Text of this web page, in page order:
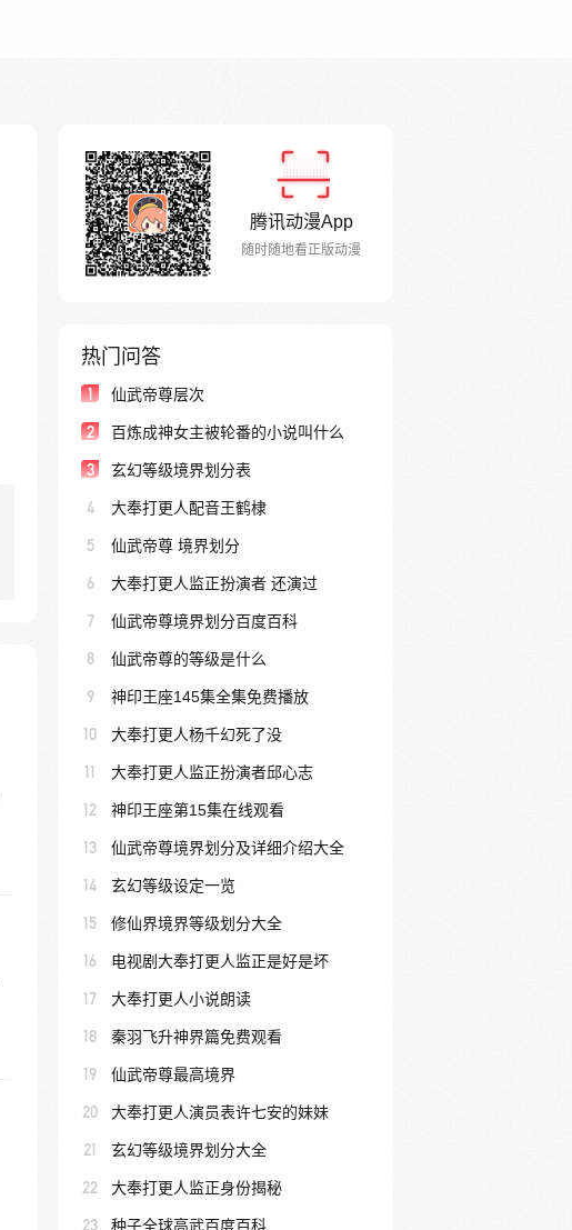
腾讯动漫App
随时随地看正版动漫
热门问答
1 仙武帝尊层次
2 百炼成神女主被轮番的小说叫什么
3 玄幻等级境界划分表
4 大奉打更人配音王鹤棣
5 仙武帝尊 境界划分
6 大奉打更人监正扮演者 还演过
7 仙武帝尊境界划分百度百科
8 仙武帝尊的等级是什么
9 神印王座145集全集免费播放
10 大奉打更人杨千幻死了没
11 大奉打更人监正扮演者邱心志
12 神印王座第15集在线观看
13 仙武帝尊境界划分及详细介绍大全
14 玄幻等级设定一览
15 修仙界境界等级划分大全
16 电视剧大奉打更人监正是好是坏
17 大奉打更人小说朗读
18 秦羽飞升神界篇免费观看
19 仙武帝尊最高境界
20 大奉打更人演员表许七安的妹妹
21 玄幻等级境界划分大全
22 大奉打更人监正身份揭秘
23 种子全球高武百度百科